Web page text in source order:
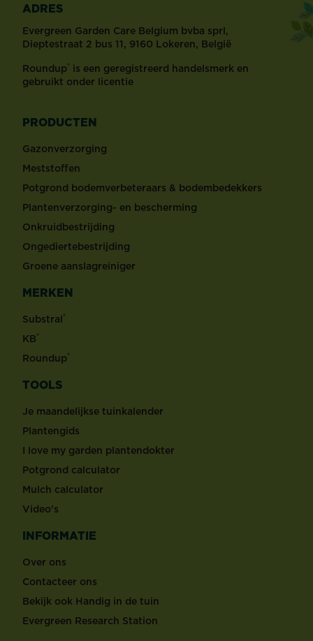
ADRES
Evergreen Garden Care Belgium bvba sprl,
Dieptestraat 2 bus 11, 9160 Lokeren, België
Roundup® is een geregistreerd handelsmerk en
gebruikt onder licentie
PRODUCTEN
Gazonverzorging
Meststoffen
Potgrond bodemverbeteraars & bodembedekkers
Plantenverzorging- en bescherming
Onkruidbestrijding
Ongediertebestrijding
Groene aanslagreiniger
MERKEN
Substral®
KB®
Roundup®
TOOLS
Je maandelijkse tuinkalender
Plantengids
I love my garden plantendokter
Potgrond calculator
Mulch calculator
Video's
INFORMATIE
Over ons
Contacteer ons
Bekijk ook Handig in de tuin
Evergreen Research Station